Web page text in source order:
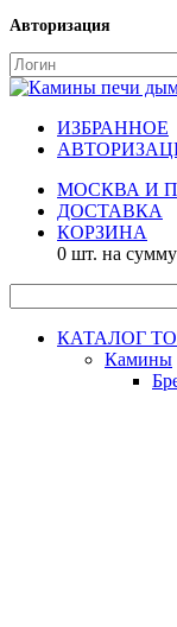
Авторизация
ИЗБРАННОЕ
МОСКВА И
ДОСТАВКА
КОРЗИНА
0 шт. на сумму
КАТАЛОГ
Камины